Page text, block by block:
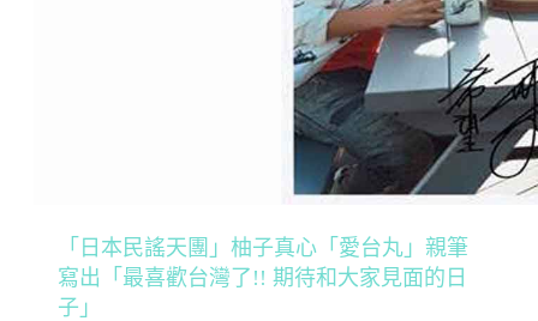
「日本民謠天團」柚子真心「愛台丸」親筆
寫出「最喜歡台灣了!! 期待和大家見面的日
子」